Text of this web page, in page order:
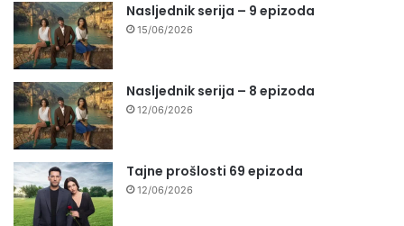
Nasljednik serija – 9 epizoda
15/06/2026
Nasljednik serija – 8 epizoda
12/06/2026
Tajne prošlosti 69 epizoda
12/06/2026